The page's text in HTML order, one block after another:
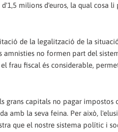
milions d'euros, la qual cosa
de la legalització de la
no formen part del
frau fiscal és considerable,
grans capitals no pagar
amb la seva feina. Per això,
que el nostre sistema polític i